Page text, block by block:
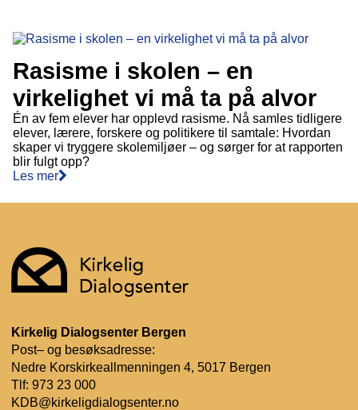
Rasisme i skolen – en
virkelighet vi må ta på alvor
Én av fem elever har opplevd rasisme. Nå samles tidligere
elever, lærere, forskere og politikere til samtale: Hvordan
skaper vi tryggere skolemiljøer – og sørger for at rapporten
blir fulgt opp?
Les mer
Kirkelig Dialogsenter Bergen
Post– og besøksadresse:
Nedre Korskirkeallmenningen 4, 5017 Bergen
Tlf: 973 23 000
KDB@kirkeligdialogsenter.no